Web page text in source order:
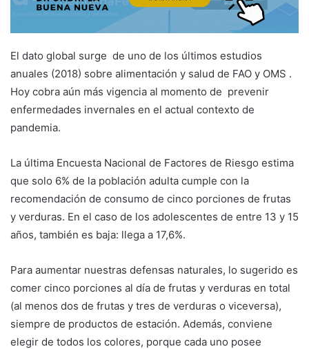
El dato global surge de uno de los últimos estudios
anuales (2018) sobre alimentación y salud de FAO y OMS .
Hoy cobra aún más vigencia al momento de prevenir
enfermedades invernales en el actual contexto de
pandemia.
La última Encuesta Nacional de Factores de Riesgo estima
que solo 6% de la población adulta cumple con la
recomendación de consumo de cinco porciones de frutas
y verduras. En el caso de los adolescentes de entre 13 y 15
años, también es baja: llega a 17,6%.
Para aumentar nuestras defensas naturales, lo sugerido es
comer cinco porciones al día de frutas y verduras en total
(al menos dos de frutas y tres de verduras o viceversa),
siempre de productos de estación. Además, conviene
elegir de todos los colores, porque cada uno posee